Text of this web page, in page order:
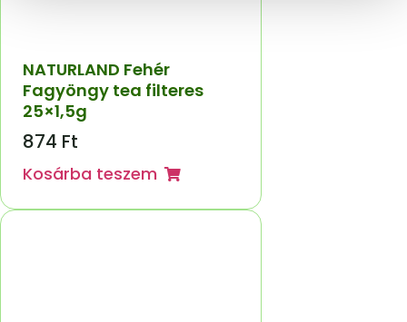
NATURLAND Fehér
Fagyöngy tea filteres
25×1,5g
874 Ft
Kosárba teszem